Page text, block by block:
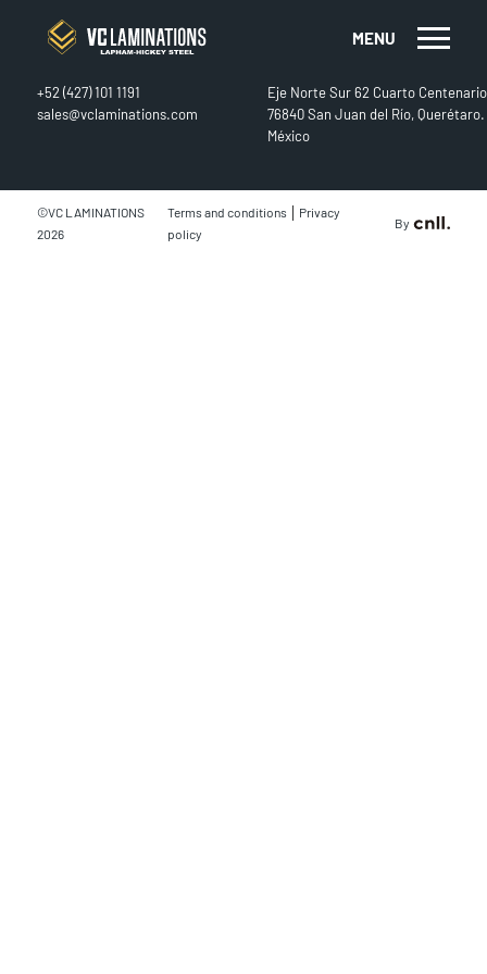
MENU
CONTACT
+52 (427) 101 1191
sales@vclaminations.com
Eje Norte Sur 62 Cuarto Centenario
76840 San Juan del Río, Querétaro.
México
©VC LAMINATIONS
2026
Terms and conditions | Privacy
policy
By